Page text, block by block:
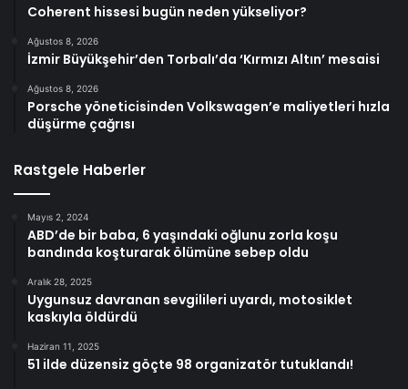
Coherent hissesi bugün neden yükseliyor?
Ağustos 8, 2026
İzmir Büyükşehir’den Torbalı’da ‘Kırmızı Altın’ mesaisi
Ağustos 8, 2026
Porsche yöneticisinden Volkswagen’e maliyetleri hızla
düşürme çağrısı
Rastgele Haberler
Mayıs 2, 2024
ABD’de bir baba, 6 yaşındaki oğlunu zorla koşu
bandında koşturarak ölümüne sebep oldu
Aralık 28, 2025
Uygunsuz davranan sevgilileri uyardı, motosiklet
kaskıyla öldürdü
Haziran 11, 2025
51 ilde düzensiz göçte 98 organizatör tutuklandı!